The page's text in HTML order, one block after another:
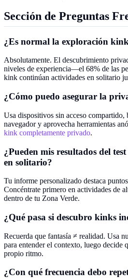
Sección de Preguntas
¿Es normal la exploración
Absolutamente. El descubrimiento
niveles de experiencia—el 68% de las
kink continúan actividades en solitario
¿Cómo puedo asegurar la
Usa dispositivos sin acceso compartido,
navegador y aprovecha herramientas
kink completamente privado.
¿Pueden mis resultados del
en solitario?
Tu informe personalizado destaca
Concéntrate primero en actividades de
dentro de tu Zona Verde.
¿Qué pasa si descubro kinks
Recuerda que fantasía ≠ realidad. Usa
para entender el contexto, luego decide
propio ritmo.
¿Con qué frecuencia debo